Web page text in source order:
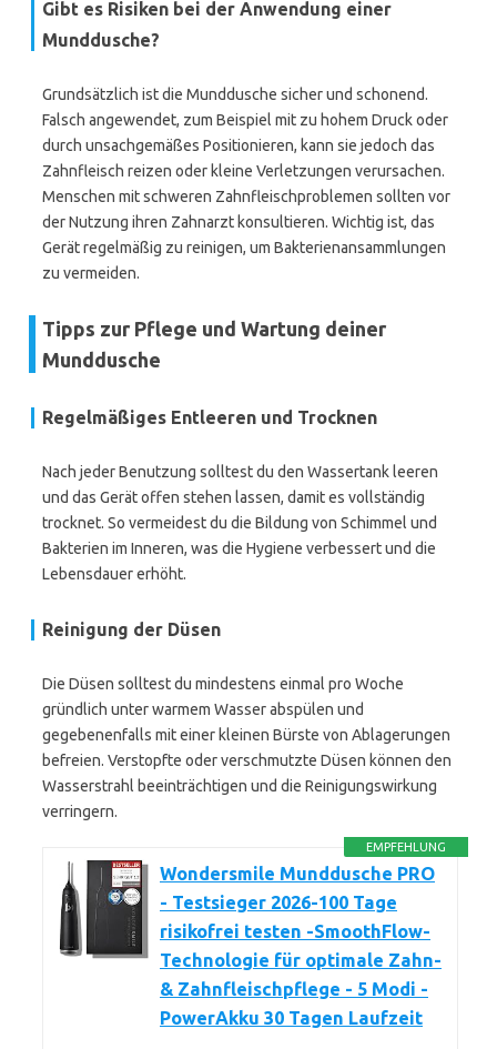
Gibt es Risiken bei der Anwendung einer
Munddusche?
Grundsätzlich ist die Munddusche sicher und schonend.
Falsch angewendet, zum Beispiel mit zu hohem Druck oder
durch unsachgemäßes Positionieren, kann sie jedoch das
Zahnfleisch reizen oder kleine Verletzungen verursachen.
Menschen mit schweren Zahnfleischproblemen sollten vor
der Nutzung ihren Zahnarzt konsultieren. Wichtig ist, das
Gerät regelmäßig zu reinigen, um Bakterienansammlungen
zu vermeiden.
Tipps zur Pflege und Wartung deiner
Munddusche
Regelmäßiges Entleeren und Trocknen
Nach jeder Benutzung solltest du den Wassertank leeren
und das Gerät offen stehen lassen, damit es vollständig
trocknet. So vermeidest du die Bildung von Schimmel und
Bakterien im Inneren, was die Hygiene verbessert und die
Lebensdauer erhöht.
Reinigung der Düsen
Die Düsen solltest du mindestens einmal pro Woche
gründlich unter warmem Wasser abspülen und
gegebenenfalls mit einer kleinen Bürste von Ablagerungen
befreien. Verstopfte oder verschmutzte Düsen können den
Wasserstrahl beeinträchtigen und die Reinigungswirkung
verringern.
EMPFEHLUNG
Wondersmile Munddusche PRO
- Testsieger 2026-100 Tage
risikofrei testen -SmoothFlow-
Technologie für optimale Zahn-
& Zahnfleischpflege - 5 Modi -
PowerAkku 30 Tagen Laufzeit